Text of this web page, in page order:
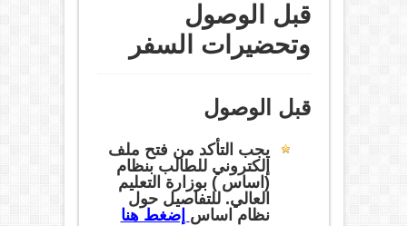
قبل الوصول
وتحضيرات السفر
قبل الوصول
يجب التأكد من فتح ملف
إلكتروني للطالب بنظام
(اساس ) بوزارة التعليم
العالي. للتفاصيل حول
نظام اساس إضغط هنا